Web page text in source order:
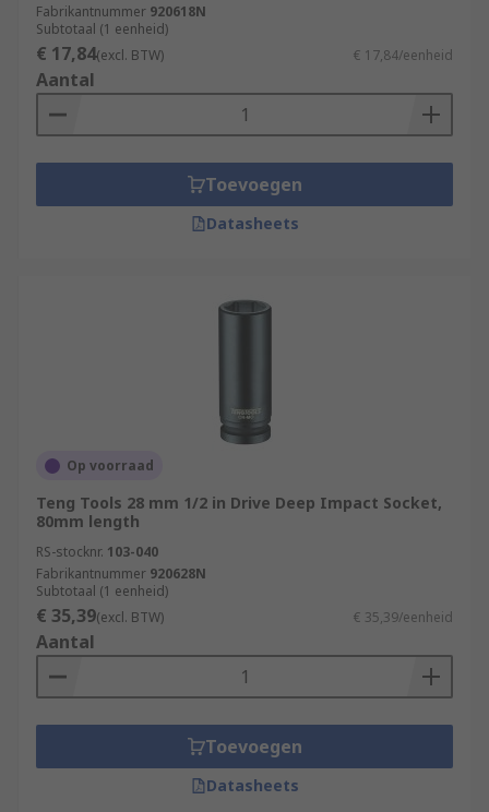
Fabrikantnummer 920618N
Subtotaal (1 eenheid)
€ 17,84(excl. BTW) € 17,84/eenheid
Aantal
Toevoegen
Datasheets
Op voorraad
Teng Tools 28 mm 1/2 in Drive Deep Impact Socket,
80mm length
RS-stocknr. 103-040
Fabrikantnummer 920628N
Subtotaal (1 eenheid)
€ 35,39(excl. BTW) € 35,39/eenheid
Aantal
Toevoegen
Datasheets